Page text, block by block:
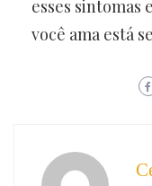
esses sintomas
você ama está